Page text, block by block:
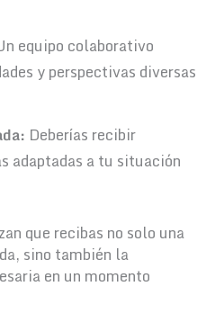
equipo colaborativo
y perspectivas diversas
Deberías recibir
adaptadas a tu situación
que recibas no solo una
sino también la
en un momento